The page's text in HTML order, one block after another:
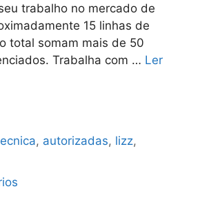
trabalho no mercado de
15 linhas de
total somam mais de 50
Trabalha com … Ler
, autorizadas, lizz,